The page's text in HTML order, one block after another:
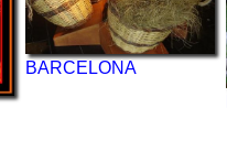
BARCELONA